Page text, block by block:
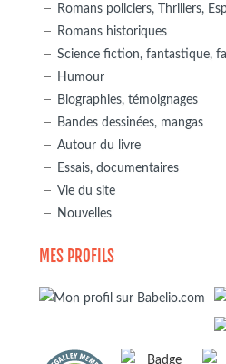
Romans policiers, Thrillers,
Romans historiques
Science fiction, fantastique,
Humour
Biographies, témoignages
Bandes dessinées, mangas
Autour du livre
Essais, documentaires
Vie du site
Nouvelles
MES PROFILS